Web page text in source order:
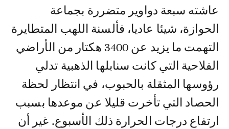
عاشته سبعة دواوير متضررة بجماعة
الحوازة، شيئا عاديا، فألسنة اللهب المتطايرة
التهمت ما يزيد عن 3400 هكتار من الأراضي
الفلاحية التي كانت سنابلها الذهبية تدلي
رؤوسها المثقلة بالحبوب، في انتظار لحظة
الحصاد التي تأخرت قليلا عن موعدها بسبب
ارتفاع درجات الحرارة ذلك الأسبوع. غير أن